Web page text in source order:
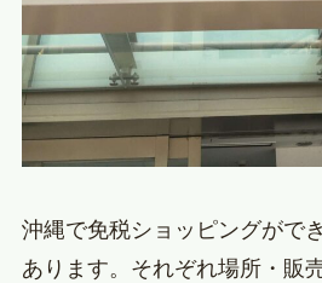
沖縄で免税ショッピングがで
あります。それぞれ場所・販